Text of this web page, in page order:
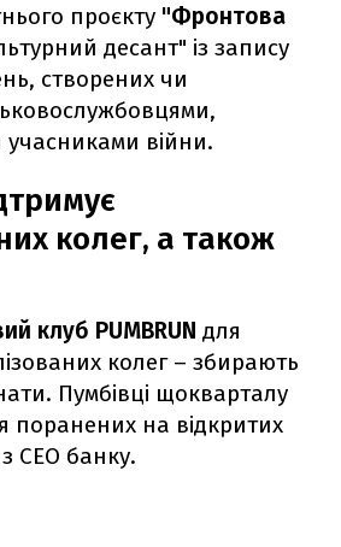
проєкту "Фронтова
десант" із запису
створених чи
учасниками війни.
колег, а також
клуб PUMBRUN для
колег – збирають
Пумбівці щокварталу
поранених на відкритих
СЕО банку.